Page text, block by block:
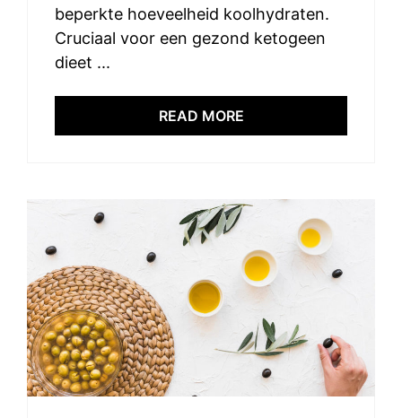
beperkte hoeveelheid koolhydraten.
Cruciaal voor een gezond ketogeen
dieet ...
READ MORE